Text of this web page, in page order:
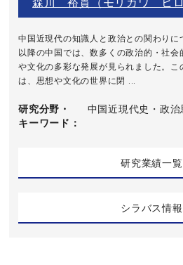
森川 裕貫（モリカワ ヒロ
中国近現代の知識人と政治との関わり
以降の中国では、数多くの政治的・社
や文化の多彩な発展が見られました。こ
は、思想や文化の世界に閉 ...
研究分野・
キーワード
中国近現代史・政治
研究業績一覧
シラバス情報